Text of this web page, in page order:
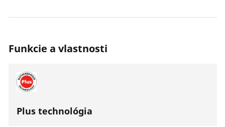
Funkcie a vlastnosti
Plus technológia